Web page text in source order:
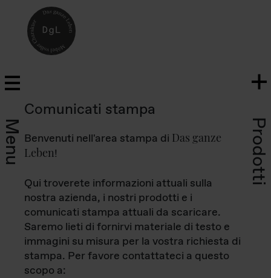
Menu Prodotti
Comunicati stampa
Benvenuti nell'area stampa di Das ganze
Leben!
Qui troverete informazioni attuali sulla
nostra azienda, i nostri prodotti e i
comunicati stampa attuali da scaricare.
Saremo lieti di fornirvi materiale di testo e
immagini su misura per la vostra richiesta di
stampa. Per favore contattateci a questo
scopo a: